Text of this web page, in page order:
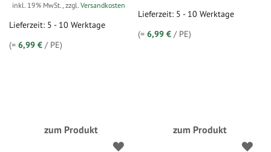
inkl. 19% MwSt., zzgl. Versandkosten
Lieferzeit: 5 - 10 Werktage
(= 6,99 € / PE)
Lieferzeit: 5 - 10 Werktage
(=6,99 € / PE)
zum Produkt zum Produkt